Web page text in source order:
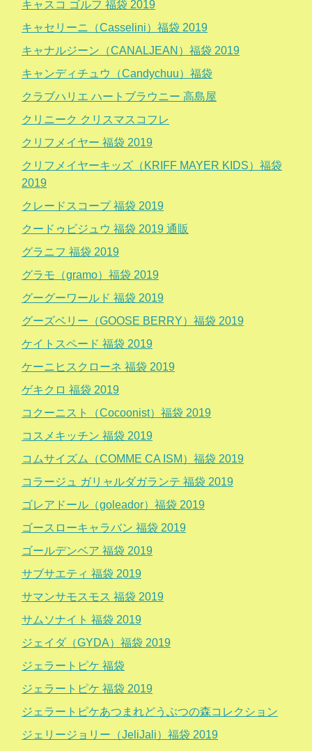
キャスコ ゴルフ 福袋 2019
キャセリーニ（Casselini）福袋 2019
キャナルジーン（CANALJEAN）福袋 2019
キャンディチュウ（Candychuu）福袋
クラブハリエ ハートブラウニー 高島屋
クリニーク クリスマスコフレ
クリフメイヤー 福袋 2019
クリフメイヤーキッズ（KRIFF MAYER KIDS）福袋
2019
クレードスコープ 福袋 2019
クードゥビジュウ 福袋 2019 通販
グラニフ 福袋 2019
グラモ（gramo）福袋 2019
グーグーワールド 福袋 2019
グーズベリー（GOOSE BERRY）福袋 2019
ケイトスペード 福袋 2019
ケーニヒスクローネ 福袋 2019
ゲキクロ 福袋 2019
コクーニスト（Cocoonist）福袋 2019
コスメキッチン 福袋 2019
コムサイズム（COMME CA ISM）福袋 2019
コラージュ ガリャルダガランテ 福袋 2019
ゴレアドール（goleador）福袋 2019
ゴースローキャラバン 福袋 2019
ゴールデンベア 福袋 2019
サブサエティ 福袋 2019
サマンサモスモス 福袋 2019
サムソナイト 福袋 2019
ジェイダ（GYDA）福袋 2019
ジェラートピケ 福袋
ジェラートピケ 福袋 2019
ジェラートピケあつまれどうぶつの森コレクション
ジェリージョリー（JeliJali）福袋 2019